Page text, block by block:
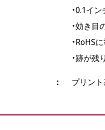
・0.1イ
・効き
・RoHS
・跡が残
プリント